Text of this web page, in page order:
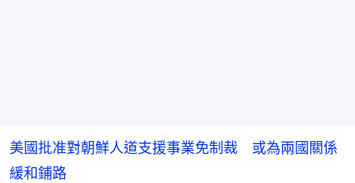
美國批准對朝鮮人道支援事業免制裁 或為兩國關係
緩和鋪路